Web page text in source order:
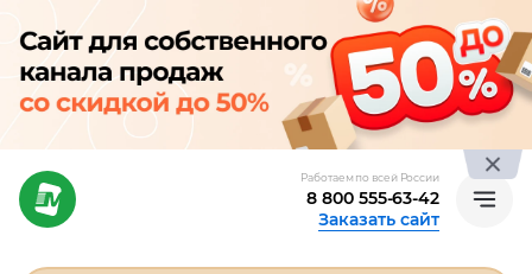
Работаем по всей России
8 800 555-63-42
Заказать сайт